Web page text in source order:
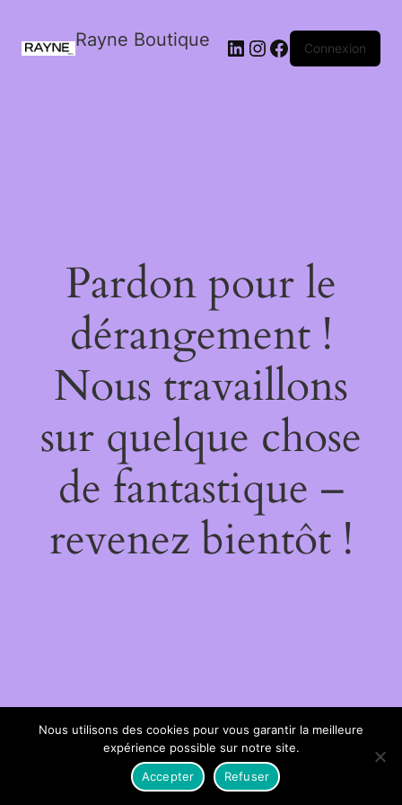
Rayne Boutique Connexion
Pardon pour le
dérangement !
Nous travaillons
sur quelque chose
de fantastique –
revenez bientôt !
Nous utilisons des cookies pour vous garantir la meilleure
expérience possible sur notre site.
Accepter
Refuser